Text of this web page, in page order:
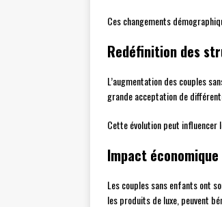
Ces changements
Redéfinition des
L’augmentation des couples
grande acceptation de
Cette évolution peut
Impact économique
Les couples sans enfants ont
les produits de luxe, peuvent